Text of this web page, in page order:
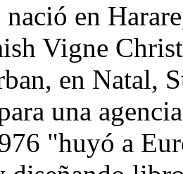
en
Vigne
en Natal,
una
"huyó a